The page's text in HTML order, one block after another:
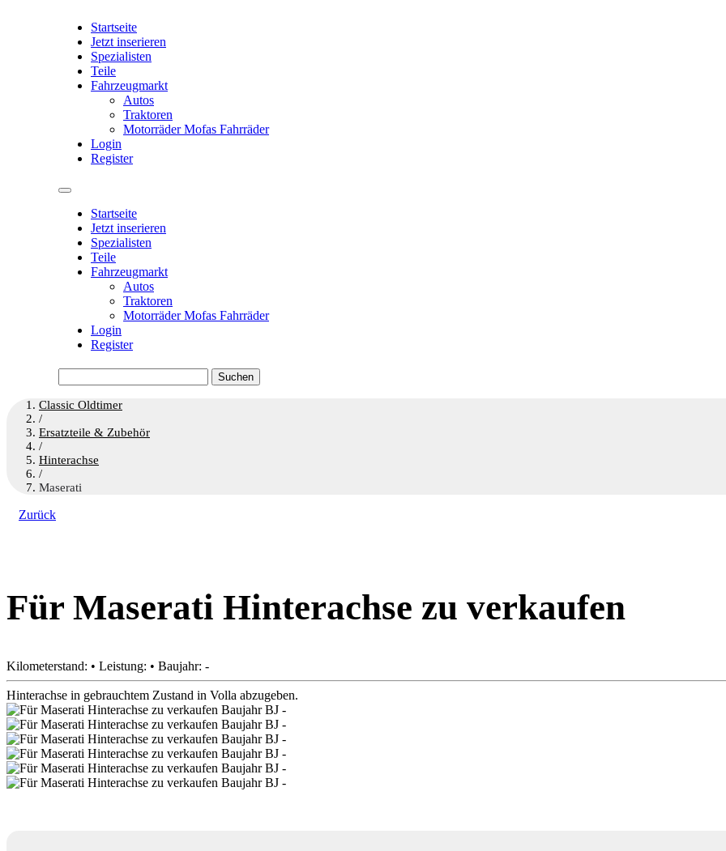
Startseite
Jetzt inserieren
Spezialisten
Teile
Fahrzeugmarkt
Autos
Traktoren
Motorräder Mofas Fahrräder
Login
Register
Startseite
Jetzt inserieren
Spezialisten
Teile
Fahrzeugmarkt
Autos
Traktoren
Motorräder Mofas Fahrräder
Login
Register
nach:
Classic Oldtimer
/
Ersatzteile & Zubehör
/
Hinterachse
/
Maserati
Zurück
Für Maserati Hinterachse zu verkaufen
Kilometerstand: • Leistung: • Baujahr: -
Hinterachse in gebrauchtem Zustand in Volla abzugeben.